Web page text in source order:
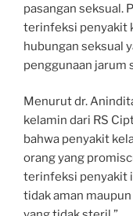
pasangan seksual.
terinfeksi penyakit
hubungan seksual
penggunaan jarum
Menurut dr.
kelamin dari RS
bahwa penyakit
orang yang
terinfeksi penyakit
tidak aman